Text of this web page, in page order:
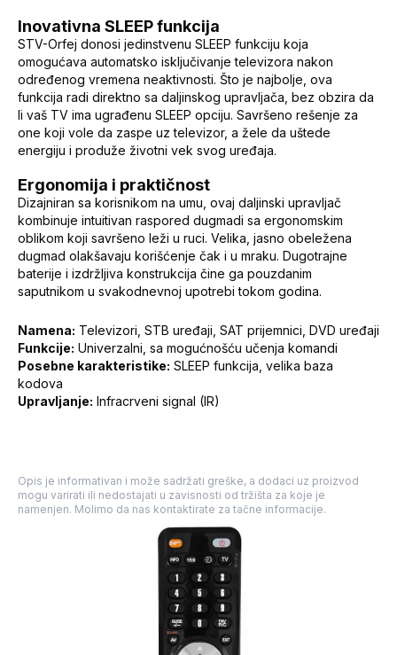
Inovativna SLEEP funkcija
STV-Orfej donosi jedinstvenu SLEEP funkciju koja
omogućava automatsko isključivanje televizora nakon
određenog vremena neaktivnosti. Što je najbolje, ova
funkcija radi direktno sa daljinskog upravljača, bez obzira da
li vaš TV ima ugrađenu SLEEP opciju. Savršeno rešenje za
one koji vole da zaspe uz televizor, a žele da uštede
energiju i produže životni vek svog uređaja.
Ergonomija i praktičnost
Dizajniran sa korisnikom na umu, ovaj daljinski upravljač
kombinuje intuitivan raspored dugmadi sa ergonomskim
oblikom koji savršeno leži u ruci. Velika, jasno obeležena
dugmad olakšavaju korišćenje čak i u mraku. Dugotrajne
baterije i izdržljiva konstrukcija čine ga pouzdanim
saputnikom u svakodnevnoj upotrebi tokom godina.
Namena: Televizori, STB uređaji, SAT prijemnici, DVD uređaji
Funkcije: Univerzalni, sa mogućnošću učenja komandi
Posebne karakteristike: SLEEP funkcija, velika baza
kodova
Upravljanje: Infracrveni signal (IR)
Opis je informativan i može sadržati greške, a dodaci uz proizvod
mogu varirati ili nedostajati u zavisnosti od tržišta za koje je
namenjen. Molimo da nas kontaktirate za tačne informacije.